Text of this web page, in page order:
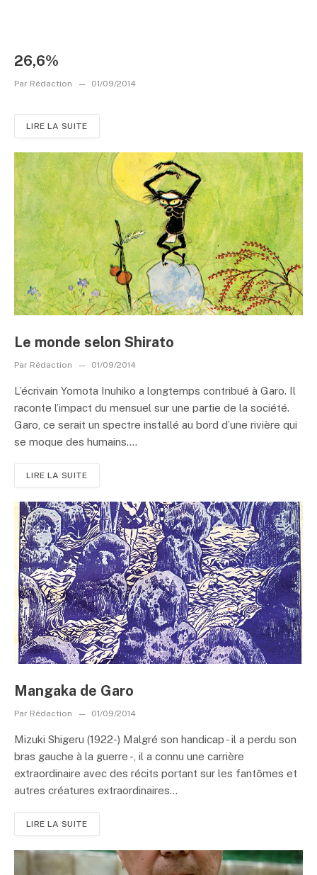
26,6%
Par Rédaction 01/09/2014
LIRE LA SUITE
Le monde selon Shirato
Par Rédaction 01/09/2014
L’écrivain Yomota Inuhiko a longtemps contribué à Garo. Il
raconte l’impact du mensuel sur une partie de la société.
Garo, ce serait un spectre installé au bord d’une rivière qui
se moque des humains....
LIRE LA SUITE
Mangaka de Garo
Par Rédaction 01/09/2014
Mizuki Shigeru (1922-) Malgré son handicap - il a perdu son
bras gauche à la guerre -, il a connu une carrière
extraordinaire avec des récits portant sur les fantômes et
autres créatures extraordinaires...
LIRE LA SUITE